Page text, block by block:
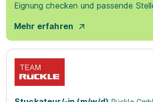
Eignung checken und passende
Mehr erfahren